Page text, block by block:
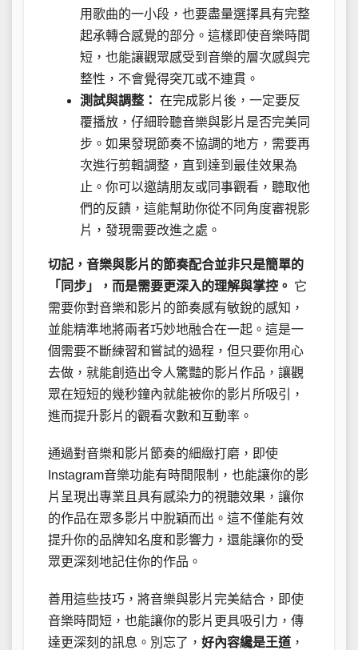
用歌曲的一小段，也要盡量選擇具有完整
起承轉合感覺的部分。這樣即使音樂時間
短，也能讓觀眾感受到音樂的層次感與完
整性，不會覺得突兀或不連貫。
測試與調整： 在完成影片後，一定要反
覆播放，仔細聆聽音樂與影片是否完美同
步。如果發現節奏不協調的地方，需要再
次進行剪輯調整，直到達到最佳效果為
止。你可以邀請朋友或同事觀看，聽取他
們的反饋，這能幫助你從不同角度審視影
片，發現需要改進之處。
切記，音樂與影片的節奏配合並非只是簡單的
「同步」，而是需要更深入的理解與掌控。 它
需要你對音樂和影片的節奏感有敏銳的感知，
並能精準地將兩者巧妙地融合在一起。這是一
個需要不斷練習和嘗試的過程，但只要你用心
去做，就能創造出令人驚豔的影片作品，讓觀
眾在短短的幾秒鐘內就能被你的影片所吸引，
進而提升影片的觀看次數和互動率。
通過對音樂和影片節奏的細緻打磨，即使
Instagram音樂功能有時間限制，也能讓你的影
片呈現出專業且具有感染力的視聽效果，讓你
的作品在眾多影片中脫穎而出。這不僅能有效
提升你的品牌知名度和影響力，還能讓你的受
眾更深刻地記住你的作品。
善用這些技巧，將音樂與影片完美結合，即使
音樂時間短，也能讓你的影片更具吸引力，傳
達更深刻的訊息。別忘了， 好內容纔是王道 ，